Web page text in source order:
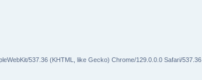
537.36 (KHTML, like Gecko) Chrome/129.0.0.0 Safari/537.36